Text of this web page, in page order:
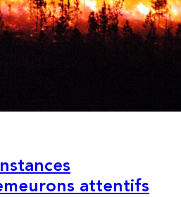
attentifs